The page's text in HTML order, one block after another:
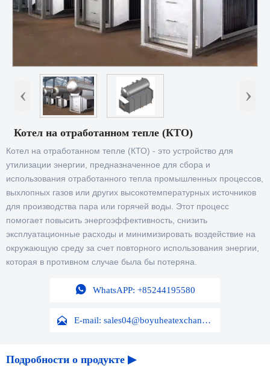
‹ ›
Котел на отработанном тепле (КТО)
Котел на отработанном тепле (КТО) - это устройство для
утилизации энергии, предназначенное для сбора и
использования отработанного тепла промышленных процессов,
выхлопных газов или других высокотемпературных источников
для производства пара или горячей воды. Этот процесс
помогает повысить энергоэффективность, снизить
эксплуатационные расходы и минимизировать воздействие на
окружающую среду за счет повторного использования энергии,
которая в противном случае была бы потеряна.
 WhatsAPP: +85244195580
 E-mail: sales04@boyuheatexchanger.com
Подробности о продукте ▶